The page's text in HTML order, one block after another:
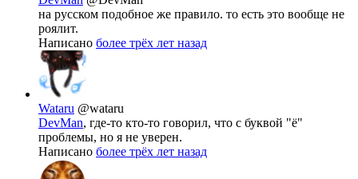
на русском подобное же правило. то есть это вообще не
роялит.
Написано более трёх лет назад
Wataru @wataru
DevMan, где-то кто-то говорил, что с буквой "ё"
проблемы, но я не уверен.
Написано более трёх лет назад